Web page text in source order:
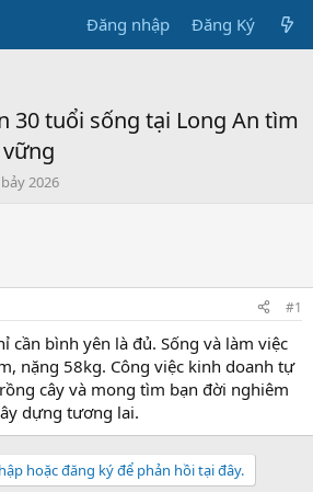
Đăng nhập Đăng Ký
30 tuổi sống tại Long An tìm
2026
#1
cần bình yên là đủ. Sống và làm việc
nặng 58kg. Công việc kinh doanh tự
cây và mong tìm bạn đời nghiêm
dựng tương lai.
hoặc đăng ký để phản hồi tại đây.